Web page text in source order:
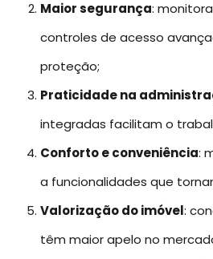
Maior segurança:
controles de acesso
proteção;
Praticidade na
integradas facilitam o
Conforto e conveniência:
a funcionalidades que
Valorização do imóvel:
têm maior apelo no